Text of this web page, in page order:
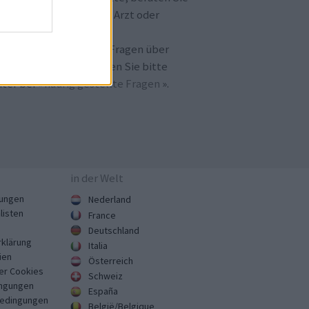
immer erst mit Ihrem Arzt oder
Sie noch weitere Fragen über
haben, lesen Sie bitte
bei «häufig gestellte Fragen ».
Cookies
in der Welt
Nederland
France
Deutschland
Italia
Österreich
Schweiz
España
België/Belgique